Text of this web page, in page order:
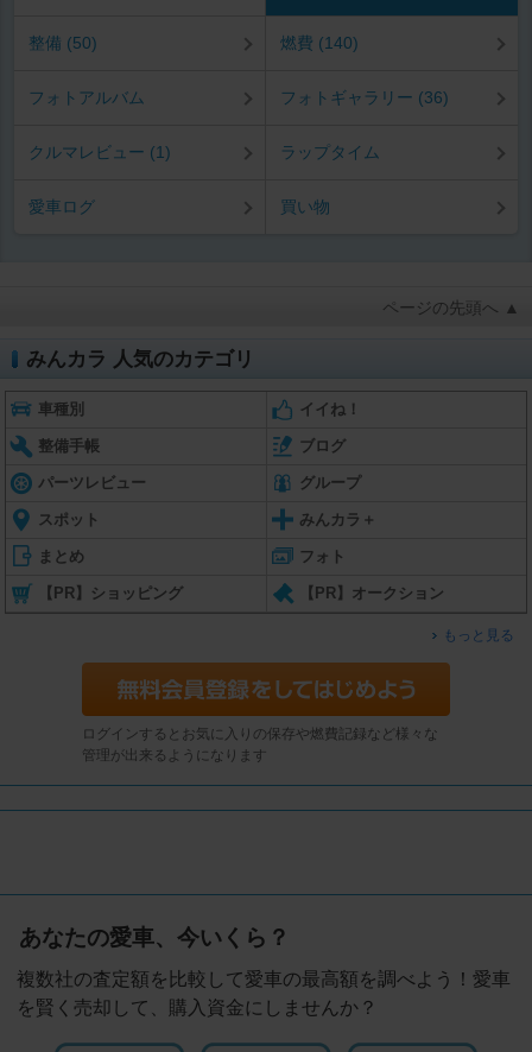
整備 (50) 燃費 (140)
フォトアルバム フォトギャラリー (36)
クルマレビュー (1) ラップタイム
愛車ログ 買い物
ページの先頭へ ▲
みんカラ 人気のカテゴリ
車種別 イイね！
整備手帳 ブログ
パーツレビュー グループ
スポット みんカラ＋
まとめ フォト
【PR】ショッピング 【PR】オークション
もっと見る
ログインするとお気に入りの保存や燃費記録など様々な
管理が出来るようになります
あなたの愛車、今いくら？
複数社の査定額を比較して愛車の最高額を調べよう！愛車
を賢く売却して、購入資金にしませんか？